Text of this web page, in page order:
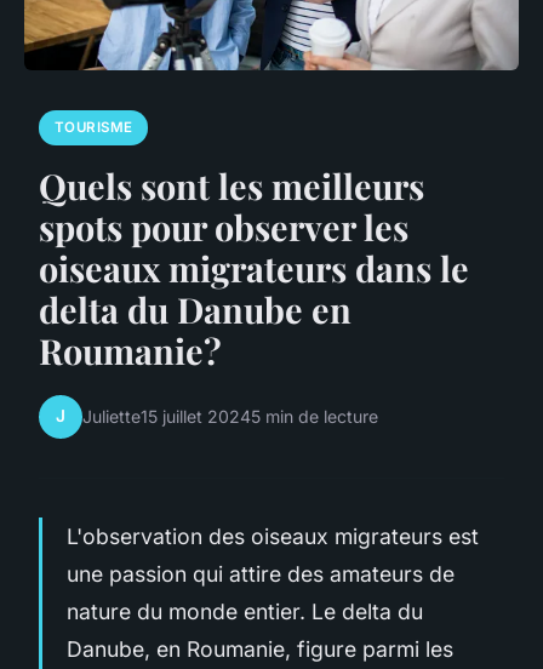
TOURISME
Quels sont les meilleurs
spots pour observer les
oiseaux migrateurs dans le
delta du Danube en
Roumanie?
J Juliette15 juillet 20245 min de lecture
L'observation des oiseaux migrateurs est
une passion qui attire des amateurs de
nature du monde entier. Le delta du
Danube, en Roumanie, figure parmi les